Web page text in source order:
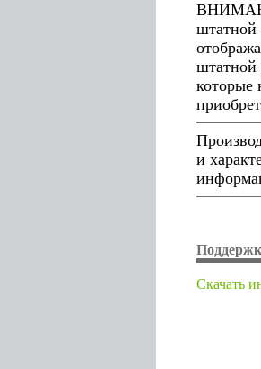
штатной
штатной
которые
и
Cкачать